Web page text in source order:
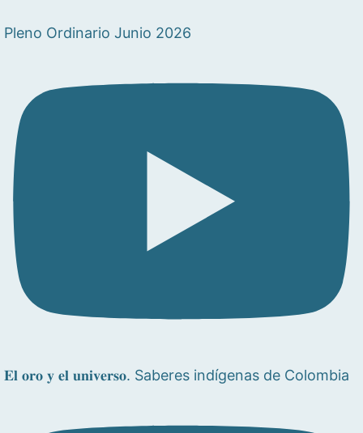
Pleno Ordinario Junio 2026
𝐄𝐥 𝐨𝐫𝐨 𝐲 𝐞𝐥 𝐮𝐧𝐢𝐯𝐞𝐫𝐬𝐨. Saberes indígenas de Colombia